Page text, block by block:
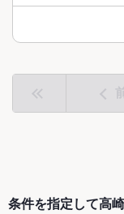
条件を指定して高